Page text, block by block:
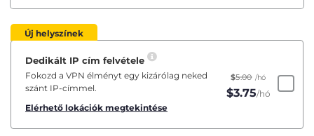
Új helyszínek
Dedikált IP cím felvétele
Fokozd a VPN élményt egy kizárólag neked
szánt IP-címmel.
Elérhető lokációk megtekintése
$5.00 /hó
$3.75/hó